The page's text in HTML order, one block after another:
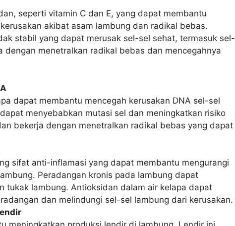
seperti vitamin C dan E, yang dapat membantu
akibat asam lambung dan radikal bebas.
stabil yang dapat merusak sel-sel sehat, termasuk sel-
dengan menetralkan radikal bebas dan mencegahnya
dapat membantu mencegah kerusakan DNA sel-sel
menyebabkan mutasi sel dan meningkatkan risiko
bekerja dengan menetralkan radikal bebas yang dapat
sifat anti-inflamasi yang dapat membantu mengurangi
Peradangan kronis pada lambung dapat
tukak lambung. Antioksidan dalam air kelapa dapat
dan melindungi sel-sel lambung dari kerusakan.